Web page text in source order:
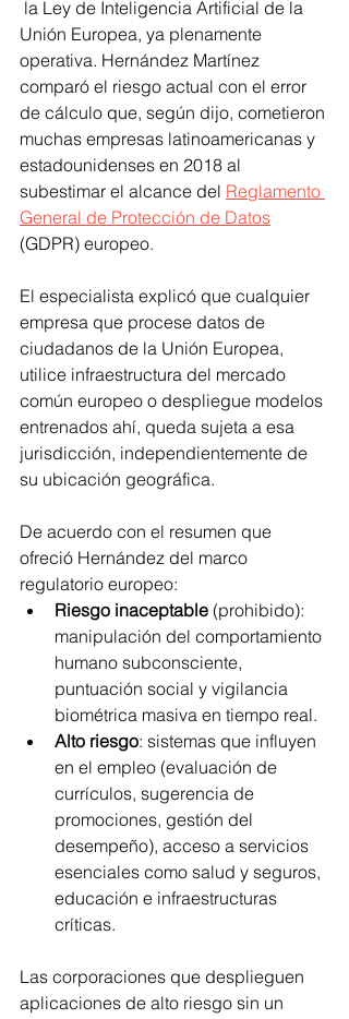
Unión Europea, ya plenamente
operativa. Hernández Martínez
comparó el riesgo actual con el error
de cálculo que, según dijo, cometieron
muchas empresas latinoamericanas y
estadounidenses en 2018 al
subestimar el alcance del Reglamento
General de Protección de Datos
(GDPR) europeo.
El especialista explicó que cualquier
empresa que procese datos de
ciudadanos de la Unión Europea,
utilice infraestructura del mercado
común europeo o despliegue modelos
entrenados ahí, queda sujeta a esa
jurisdicción, independientemente de
su ubicación geográfica.
De acuerdo con el resumen que
ofreció Hernández del marco
regulatorio europeo:
Riesgo inaceptable (prohibido):
manipulación del comportamiento
humano subconsciente,
puntuación social y vigilancia
biométrica masiva en tiempo real.
Alto riesgo: sistemas que influyen
en el empleo (evaluación de
currículos, sugerencia de
promociones, gestión del
desempeño), acceso a servicios
esenciales como salud y seguros,
educación e infraestructuras
críticas.
Las corporaciones que desplieguen
aplicaciones de alto riesgo sin un